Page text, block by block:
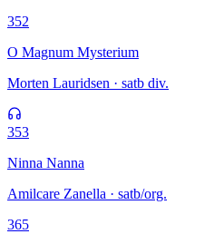
352
O Magnum Mysterium
Morten Lauridsen · satb div.
353
Ninna Nanna
Amilcare Zanella · satb/org.
365